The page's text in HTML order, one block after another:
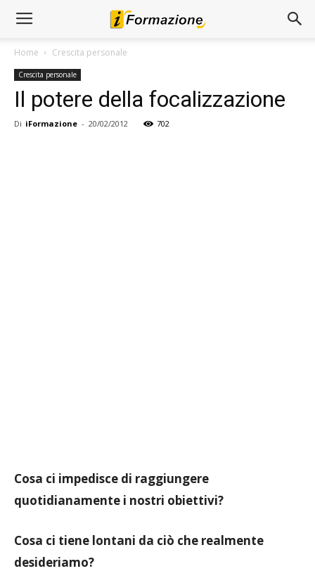
Home Crescita personale
Crescita personale
Il potere della focalizzazione
Di iFormazione - 20/02/2012 702
Cosa ci impedisce di raggiungere
quotidianamente i nostri obiettivi?
Cosa ci tiene lontani da ciò che realmente
desideriamo?